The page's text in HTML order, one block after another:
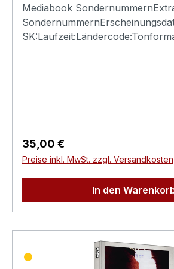
Mediabook
Neudörfl/Leithavertrieb@nsm.at
Regulärer Preis:
35,00 €
Preise inkl. MwSt. zzgl. Versandkosten
In den